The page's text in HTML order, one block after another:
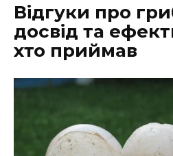
Відгуки про
досвід та
хто приймав